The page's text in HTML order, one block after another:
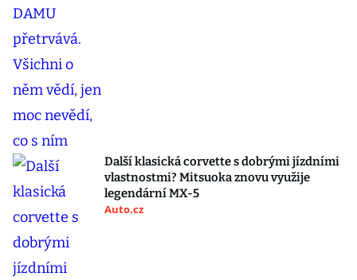
Další klasická corvette s dobrými jízdními
vlastnostmi? Mitsuoka znovu využije
legendární MX-5
Auto.cz